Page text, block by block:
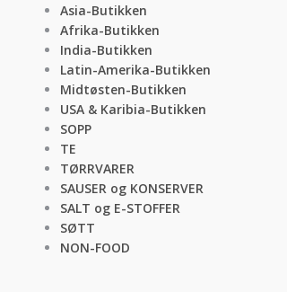
Asia-Butikken
Afrika-Butikken
India-Butikken
Latin-Amerika-Butikken
Midtøsten-Butikken
USA & Karibia-Butikken
SOPP
TE
TØRRVARER
SAUSER og KONSERVER
SALT og E-STOFFER
SØTT
NON-FOOD